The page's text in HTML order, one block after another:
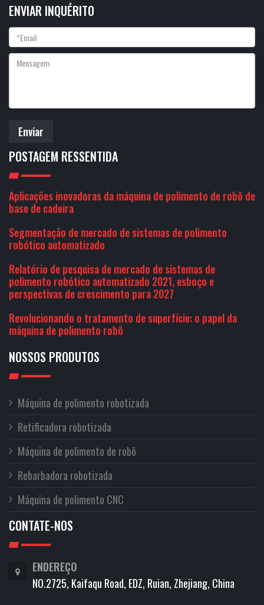
ENVIAR INQUÉRITO
Enviar
POSTAGEM RESSENTIDA
Aplicações inovadoras da máquina de polimento de robô de
base de cadeira
Segmentação de mercado de sistemas de polimento
robótico automatizado
Relatório de pesquisa de mercado de sistemas de
polimento robótico automatizado 2021, esboço e
perspectivas de crescimento para 2027
Revolucionando o tratamento de superfície: o papel da
máquina de polimento robô
NOSSOS PRODUTOS
Máquina de polimento robotizada
Retificadora robotizada
Máquina de polimento de robô
Rebarbadora robotizada
Máquina de polimento CNC
CONTATE-NOS
ENDEREÇO
NO.2725, Kaifaqu Road, EDZ, Ruian, Zhejiang, China